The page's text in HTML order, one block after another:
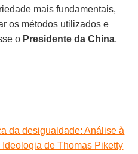
mais fundamentais,
os métodos utilizados e
o Presidente da China,
da desigualdade: Análise à
Ideologia de Thomas Piketty